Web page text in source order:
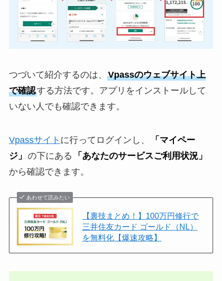
つづいて紹介するのは、 Vpassのウェブサイト上
で確認する方法です。アプリをインストールして
いない人でも確認できます。
Vpassサイト に行ってログインし、
「マイペー
ジ」 の下にある
「あなたのサービスご利用状況」
から確認できます。
あわせて読みたい
【裏技まとめ！】100万円修行で
三井住友カード ゴールド（NL）
を無料化【爆速攻略】